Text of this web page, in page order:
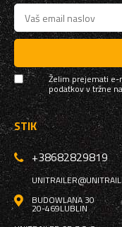
Želim prejemati e-
podatkov v tržne
STIK
+38682829819
BUDOWLANA 30
20-469LUBLIN